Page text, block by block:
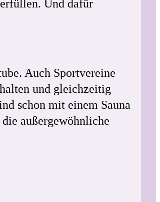
Und dafür
Auch Sportvereine
und gleichzeitig
schon mit einem Sauna
außergewöhnliche